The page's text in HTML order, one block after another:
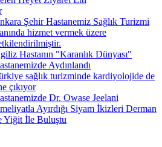
Şehir Hastanemiz Sağlık Turizmi
hizmet vermek üzere
Hastanın "Karanlık Dünyası"
Aydınlandı
sağlık turizminde kardiyolojide de
çıkıyor
Dr. Owase Jeelani
Ayırdığı Siyam İkizleri Derman
Yiğit İle Buluştu